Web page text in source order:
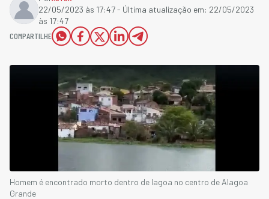
22/05/2023 às 17:47- Última atualização em: 22/05/2023
às 17:47
COMPARTILHE
Homem é encontrado morto dentro de lagoa no centro de Alagoa
Grande